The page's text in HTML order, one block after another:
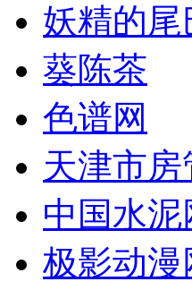
妖精的尾
葵陈茶
色谱网
天津市房
中国水泥
极影动漫